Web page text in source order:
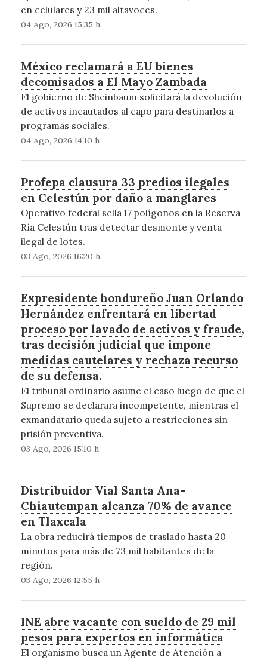
en celulares y 23 mil altavoces.
04 Ago, 2026 15:35 h
México reclamará a EU bienes
decomisados a El Mayo Zambada
El gobierno de Sheinbaum solicitará la devolución
de activos incautados al capo para destinarlos a
programas sociales.
04 Ago, 2026 14:10 h
Profepa clausura 33 predios ilegales
en Celestún por daño a manglares
Operativo federal sella 17 polígonos en la Reserva
Ría Celestún tras detectar desmonte y venta
ilegal de lotes.
03 Ago, 2026 16:20 h
Expresidente hondureño Juan Orlando
Hernández enfrentará en libertad
proceso por lavado de activos y fraude,
tras decisión judicial que impone
medidas cautelares y rechaza recurso
de su defensa.
El tribunal ordinario asume el caso luego de que el
Supremo se declarara incompetente, mientras el
exmandatario queda sujeto a restricciones sin
prisión preventiva.
03 Ago, 2026 15:10 h
Distribuidor Vial Santa Ana-
Chiautempan alcanza 70% de avance
en Tlaxcala
La obra reducirá tiempos de traslado hasta 20
minutos para más de 73 mil habitantes de la
región.
03 Ago, 2026 12:55 h
INE abre vacante con sueldo de 29 mil
pesos para expertos en informática
El organismo busca un Agente de Atención a